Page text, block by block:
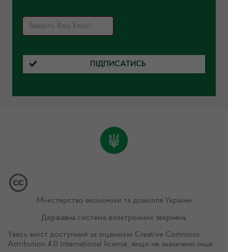
ПІДПИСАТИСЬ
Міністерство економіки та довкілля України
Державна система електронних звернень
Увесь вміст доступний за ліцензією Creative Commons
Attribution 4.0 International license, якщо не зазначено інше.